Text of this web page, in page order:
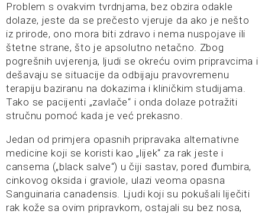
Problem s ovakvim tvrdnjama, bez obzira odakle
dolaze, jeste da se prečesto vjeruje da ako je nešto
iz prirode, ono mora biti zdravo i nema nuspojave ili
štetne strane, što je apsolutno netačno. Zbog
pogrešnih uvjerenja, ljudi se okreću ovim pripravcima i
dešavaju se situacije da odbijaju pravovremenu
terapiju baziranu na dokazima i kliničkim studijama.
Tako se pacijenti „zavlače“ i onda dolaze potražiti
stručnu pomoć kada je već prekasno.
Jedan od primjera opasnih pripravaka alternativne
medicine koji se koristi kao „lijek“ za rak jeste i
cansema („black salve“) u čiji sastav, pored đumbira,
cinkovog oksida i graviole, ulazi veoma opasna
Sanguinaria canadensis. Ljudi koji su pokušali liječiti
rak kože sa ovim pripravkom, ostajali su bez nosa,